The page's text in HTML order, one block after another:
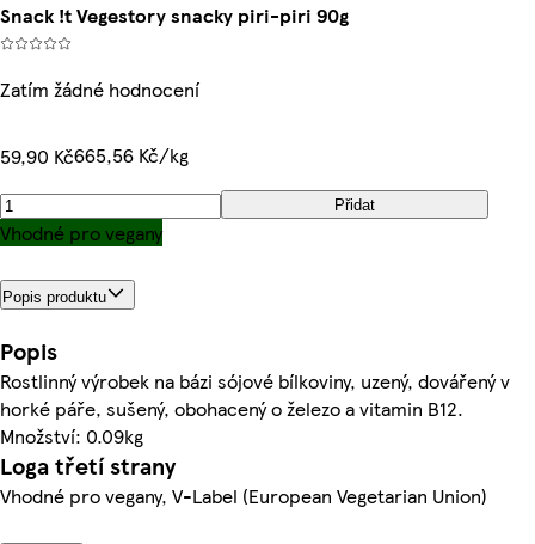
Snack !t Vegestory snacky piri-piri 90g
Zatím žádné hodnocení
59,90 Kč665,56 Kč/kg
Přidat
Vhodné pro vegany
Popis produktu
Popis
Rostlinný výrobek na bázi sójové bílkoviny, uzený, dovářený v
horké páře, sušený, obohacený o železo a vitamin B12.
Množství: 0.09kg
Loga třetí strany
Vhodné pro vegany, V-Label (European Vegetarian Union)